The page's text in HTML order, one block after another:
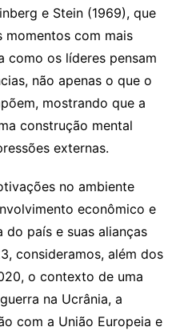
e Stein (1969), que
momentos com mais
como os líderes pensam
não apenas o que o
mostrando que a
construção mental
externas.
no ambiente
econômico e
país e suas alianças
consideramos, além dos
o contexto de uma
na Ucrânia, a
com a União Europeia e